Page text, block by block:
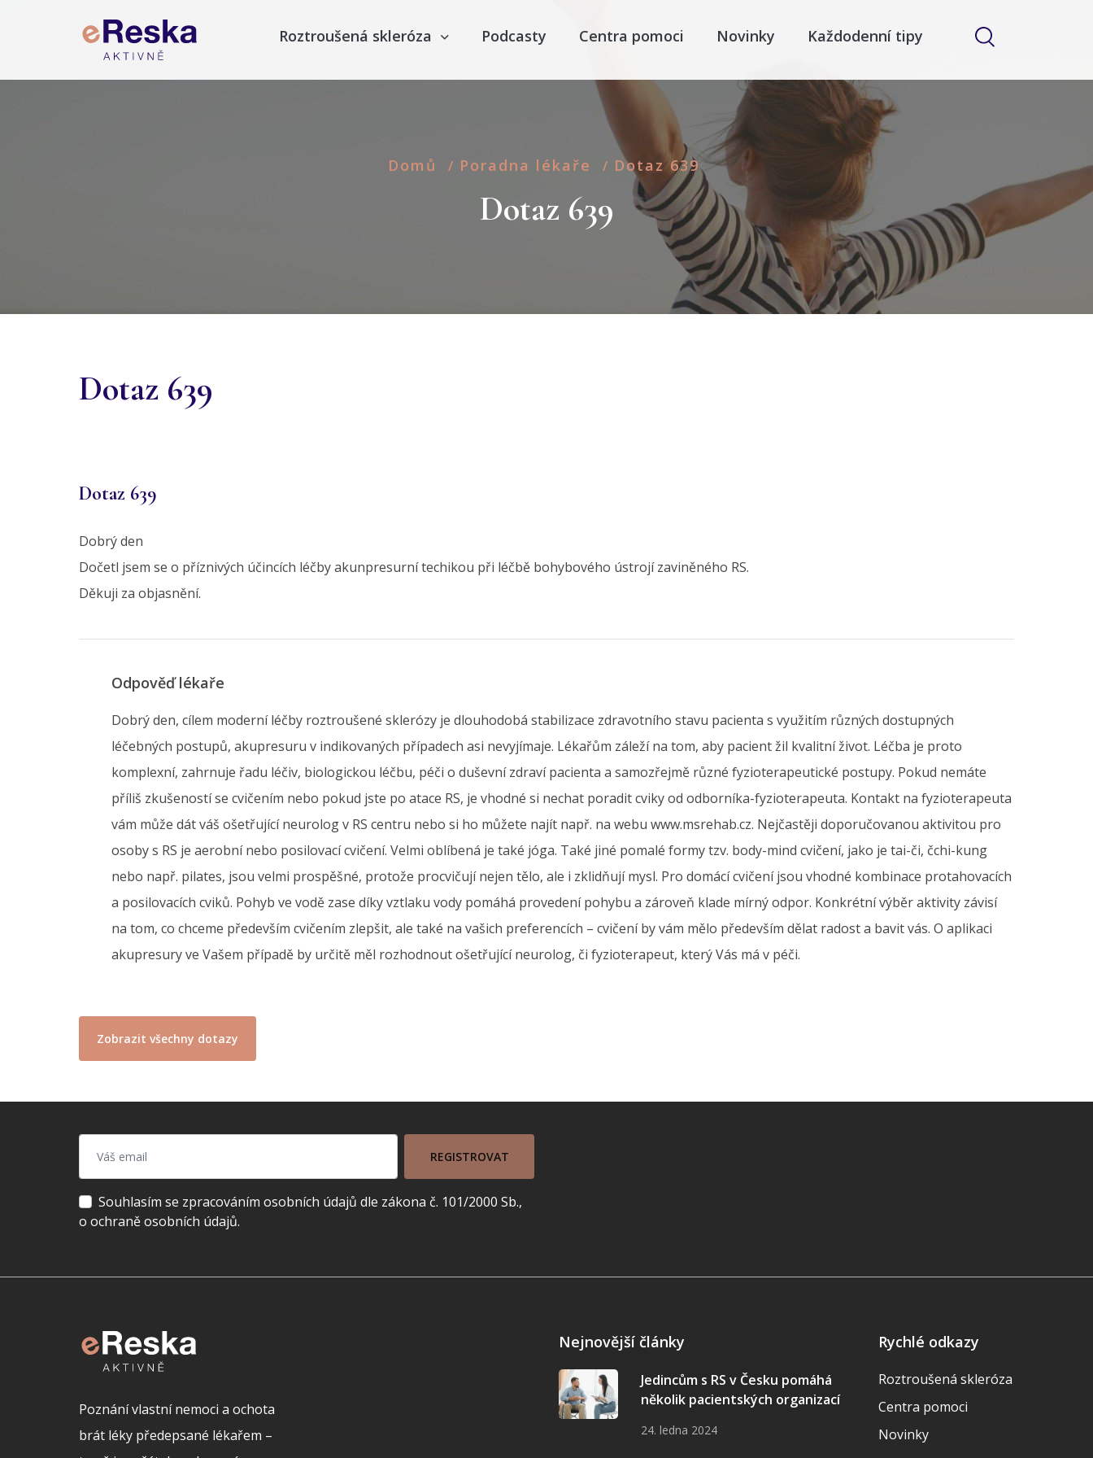
Roztroušená skleróza Podcasty Centra pomoci Novinky Každodenní tipy
Domů / Poradna lékaře / Dotaz 639
Dotaz 639
Dotaz 639
Dotaz 639
Dobrý den
Dočetl jsem se o příznivých účincích léčby akunpresurní techikou při léčbě bohybového ústrojí zaviněného RS.
Děkuji za objasnění.
Odpověď lékaře
Dobrý den, cílem moderní léčby roztroušené sklerózy je dlouhodobá stabilizace zdravotního stavu pacienta s využitím různých dostupných
léčebných postupů, akupresuru v indikovaných případech asi nevyjímaje. Lékařům záleží na tom, aby pacient žil kvalitní život. Léčba je proto
komplexní, zahrnuje řadu léčiv, biologickou léčbu, péči o duševní zdraví pacienta a samozřejmě různé fyzioterapeutické postupy. Pokud nemáte
příliš zkušeností se cvičením nebo pokud jste po atace RS, je vhodné si nechat poradit cviky od odborníka-fyzioterapeuta. Kontakt na fyzioterapeuta
vám může dát váš ošetřující neurolog v RS centru nebo si ho můžete najít např. na webu www.msrehab.cz. Nejčastěji doporučovanou aktivitou pro
osoby s RS je aerobní nebo posilovací cvičení. Velmi oblíbená je také jóga. Také jiné pomalé formy tzv. body-mind cvičení, jako je tai-či, čchi-kung
nebo např. pilates, jsou velmi prospěšné, protože procvičují nejen tělo, ale i zklidňují mysl. Pro domácí cvičení jsou vhodné kombinace protahovacích
a posilovacích cviků. Pohyb ve vodě zase díky vztlaku vody pomáhá provedení pohybu a zároveň klade mírný odpor. Konkrétní výběr aktivity závisí
na tom, co chceme především cvičením zlepšit, ale také na vašich preferencích – cvičení by vám mělo především dělat radost a bavit vás. O aplikaci
akupresury ve Vašem případě by určitě měl rozhodnout ošetřující neurolog, či fyzioterapeut, který Vás má v péči.
Zobrazit všechny dotazy
REGISTROVAT
Souhlasím se zpracováním osobních údajů dle zákona č. 101/2000 Sb.,
o ochraně osobních údajů.
Poznání vlastní nemoci a ochota
brát léky předepsané lékařem –
Nejnovější články
Jedincům s RS v Česku pomáhá
několik pacientských organizací
24. ledna 2024
Rychlé odkazy
Roztroušená skleróza
Centra pomoci
Novinky